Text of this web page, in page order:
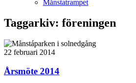
Månstatrampet
Taggarkiv: föreningen
22 februari 2014
Årsmöte 2014